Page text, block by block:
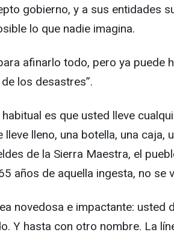
gobierno, y a sus entidades
lo que nadie imagina.
afinarlo todo, pero ya puede
los desastres”.
es que usted lleve
lleno, una botella, una
de la Sierra Maestra, el
años de aquella ingesta, no se
novedosa e impactante:
Y hasta con otro nombre. La